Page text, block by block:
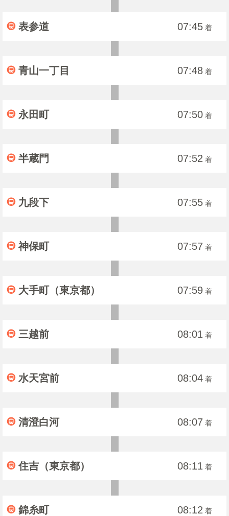
表参道 07:45 着
青山一丁目 07:48 着
永田町 07:50 着
半蔵門 07:52 着
九段下 07:55 着
神保町 07:57 着
大手町（東京都） 07:59 着
三越前 08:01 着
水天宮前 08:04 着
清澄白河 08:07 着
住吉（東京都） 08:11 着
錦糸町 08:12 着